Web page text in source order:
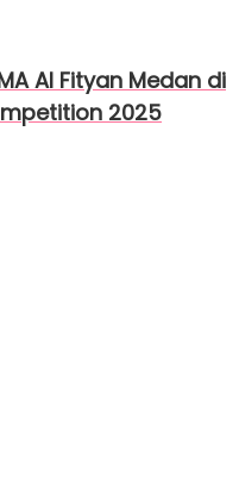
Al Fityan Medan di
2025